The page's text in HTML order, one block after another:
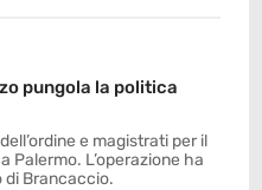
pungola la politica
e magistrati per il
Palermo. L’operazione ha
di Brancaccio.